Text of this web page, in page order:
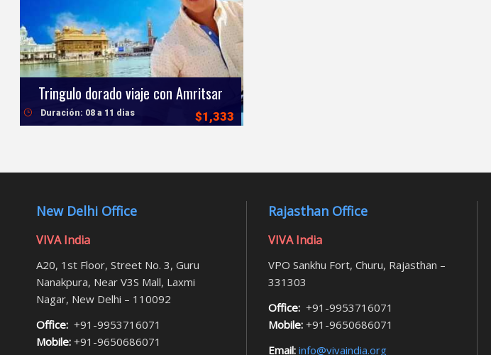
Tringulo dorado viaje con Amritsar
$1,333
Duración: 08 a 11 dias
New Delhi Office
VIVA India
A20, 1st Floor, Street No. 3, Guru
Nanakpura, Near V3S Mall, Laxmi
Nagar, New Delhi – 110092
Office: +91-9953716071
Mobile: +91-9650686071
Rajasthan Office
VIVA India
VPO Sankhu Fort, Churu, Rajasthan –
331303
Office:+91-9953716071
Mobile:+91-9650686071
Email:info@vivaindia.org